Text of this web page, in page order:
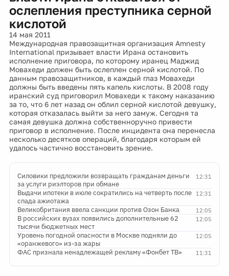
ослепления преступника серной
кислотой
14 мая 2011
Международная правозащитная организация Amnesty
International призывает власти Ирана остановить
исполнение приговора, по которому иранец Маджид
Мовахеди должен быть ослеплен серной кислотой. По
данным правозащитников, в каждый глаз Мовахеди
должны быть введены пять капель кислоты. В 2008 году
иранский суд приговорил Мовахеди к такому наказанию
за то, что 6 лет назад он облил серной кислотой девушку,
которая отказалась выйти за него замуж. Сегодня та
самая девушка должна собственноручно привести
приговор в исполнение. После инцидента она перенесла
несколько десятков операций, благодаря которым ей
удалось частично восстановить зрение.
12:31
Силовики предложили возвращать гражданам деньги
за услуги риэлторов при обмане
12:31
Выдачи ипотеки в июле сократились на четверть после
спада ажиотажа
12:05
Великобритания ввела санкции против Озон Банка
12:05
В российских вузах появились дополнительные 62
тысячи бюджетных мест
12:05
Уровень погодной опасности в Москве подняли до
«оранжевого» из-за жары
11:31
ФАС признала ненадлежащей рекламу «Фонбет ТВ»